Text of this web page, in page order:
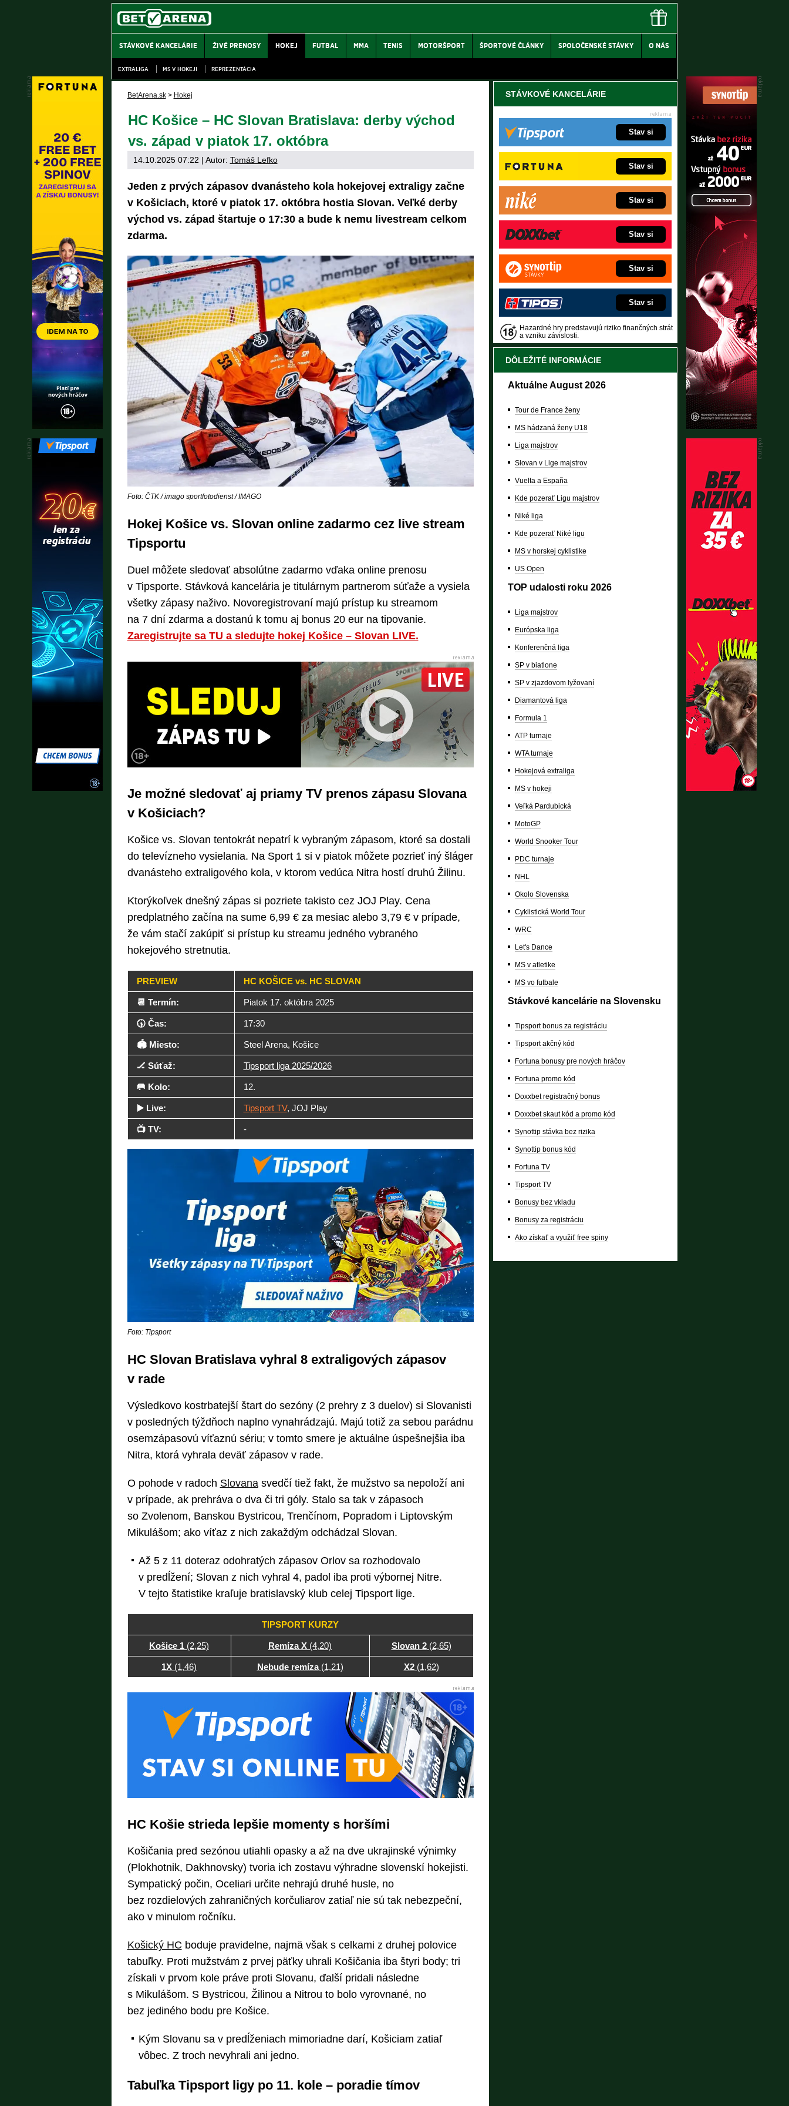
STÁVKOVÉ KANCELÁRIE ŽIVÉ PRENOSY HOKEJ FUTBAL MMA TENIS MOTORŠPORT ŠPORTOVÉ ČLÁNKY SPOLOČENSKÉ STÁVKY O NÁS
EXTRALIGA MS V HOKEJI REPREZENTÁCIA
BetArena.sk > Hokej
HC Košice – HC Slovan Bratislava: derby východ
vs. západ v piatok 17. októbra
14.10.2025 07:22 | Autor: Tomáš Lefko
Jeden z prvých zápasov dvanásteho kola hokejovej extraligy začne
v Košiciach, ktoré v piatok 17. októbra hostia Slovan. Veľké derby
východ vs. západ štartuje o 17:30 a bude k nemu livestream celkom
zdarma.
Foto: ČTK / imago sportfotodienst / IMAGO
Hokej Košice vs. Slovan online zadarmo cez live stream
Tipsportu
Duel môžete sledovať absolútne zadarmo vďaka online prenosu
v Tipsporte. Stávková kancelária je titulárnym partnerom súťaže a vysiela
všetky zápasy naživo. Novoregistrovaní majú prístup ku streamom
na 7 dní zdarma a dostanú k tomu aj bonus 20 eur na tipovanie.
Zaregistrujte sa TU a sledujte hokej Košice – Slovan LIVE.
Je možné sledovať aj priamy TV prenos zápasu Slovana
v Košiciach?
Košice vs. Slovan tentokrát nepatrí k vybraným zápasom, ktoré sa dostali
do televízneho vysielania. Na Sport 1 si v piatok môžete pozrieť iný šláger
dvanásteho extraligového kola, v ktorom vedúca Nitra hostí druhú Žilinu.
Ktorýkoľvek dnešný zápas si pozriete takisto cez JOJ Play. Cena
predplatného začína na sume 6,99 € za mesiac alebo 3,79 € v prípade,
že vám stačí zakúpiť si prístup ku streamu jedného vybraného
hokejového stretnutia.
PREVIEW HC KOŠICE vs. HC SLOVAN
📆 Termín: Piatok 17. októbra 2025
🕠 Čas: 17:30
🏟️ Miesto: Steel Arena, Košice
🏒 Súťaž: Tipsport liga 2025/2026
🥅 Kolo: 12.
▶️ Live: Tipsport TV, JOJ Play
📺 TV: -
Foto: Tipsport
HC Slovan Bratislava vyhral 8 extraligových zápasov
v rade
Výsledkovo kostrbatejší štart do sezóny (2 prehry z 3 duelov) si Slovanisti
v posledných týždňoch naplno vynahrádzajú. Majú totiž za sebou parádnu
osemzápasovú víťaznú sériu; v tomto smere je aktuálne úspešnejšia iba
Nitra, ktorá vyhrala deväť zápasov v rade.
O pohode v radoch Slovanasvedčí tiež fakt, že mužstvo sa nepoloží ani
v prípade, ak prehráva o dva či tri góly. Stalo sa tak v zápasoch
so Zvolenom, Banskou Bystricou, Trenčínom, Popradom i Liptovským
Mikulášom; ako víťaz z nich zakaždým odchádzal Slovan.
Až 5 z 11 doteraz odohratých zápasov Orlov sa rozhodovalo
v predĺžení; Slovan z nich vyhral 4, padol iba proti výbornej Nitre.
V tejto štatistike kraľuje bratislavský klub celej Tipsport lige.
TIPSPORT KURZY
Košice 1 (2,25) Remíza X (4,20) Slovan 2(2,65)
1X (1,46) Nebude remíza(1,21) X2(1,62)
HC Košie strieda lepšie momenty s horšími
Košičania pred sezónou utiahli opasky a až na dve ukrajinské výnimky
(Plokhotnik, Dakhnovsky) tvoria ich zostavu výhradne slovenskí hokejisti.
Sympatický počin, Oceliari určite nehrajú druhé husle, no
bez rozdielových zahraničných korčuliarov zatiaľ nie sú tak nebezpeční,
ako v minulom ročníku.
Košický HC boduje pravidelne, najmä však s celkami z druhej polovice
tabuľky. Proti mužstvám z prvej päťky uhrali Košičania iba štyri body; tri
získali v prvom kole práve proti Slovanu, ďalší pridali následne
s Mikulášom. S Bystricou, Žilinou a Nitrou to bolo vyrovnané, no
bez jediného bodu pre Košice.
Kým Slovanu sa v predĺženiach mimoriadne darí, Košiciam zatiaľ
vôbec. Z troch nevyhrali ani jedno.
Tabuľka Tipsport ligy po 11. kole – poradie tímov
STÁVKOVÉ KANCELÁRIE
Stav si
Stav si
Stav si
Stav si
Stav si
Stav si
Hazardné hry predstavujú riziko finančných strát
a vzniku závislosti.
DÔLEŽITÉ INFORMÁCIE
Aktuálne August 2026
Tour de France ženy
MS hádzaná ženy U18
Liga majstrov
Slovan v Lige majstrov
Vuelta a España
Kde pozerať Ligu majstrov
Niké liga
Kde pozerať Niké ligu
MS v horskej cyklistike
US Open
TOP udalosti roku 2026
Liga majstrov
Európska liga
Konferenčná liga
SP v biatlone
SP v zjazdovom lyžovaní
Diamantová liga
Formula 1
ATP turnaje
WTA turnaje
Hokejová extraliga
MS v hokeji
Veľká Pardubická
MotoGP
World Snooker Tour
PDC turnaje
NHL
Okolo Slovenska
Cyklistická World Tour
WRC
Let's Dance
MS v atletike
MS vo futbale
Stávkové kancelárie na Slovensku
Tipsport bonus za registráciu
Tipsport akčný kód
Fortuna bonusy pre nových hráčov
Fortuna promo kód
Doxxbet registračný bonus
Doxxbet skaut kód a promo kód
Synottip stávka bez rizika
Synottip bonus kód
Fortuna TV
Tipsport TV
Bonusy bez vkladu
Bonusy za registráciu
Ako získať a využiť free spiny